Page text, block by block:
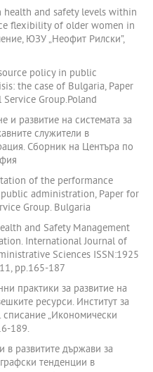
health and safety levels within
flexibility of older women in
ЮЗУ „Неофит Рилски”,
policy in public
the case of Bulgaria, Paper
Group.Poland
и развитие на системата за
служители в
Сборник на Центъра по
of the performance
administration, Paper for
Group. Bulgaria
and Safety Management
International Journal of
Sciences ISSN:1925
pp.165-187
практики за развитие на
ресурси. Институт за
„Икономически
189.
в развитите държави за
тенденции в